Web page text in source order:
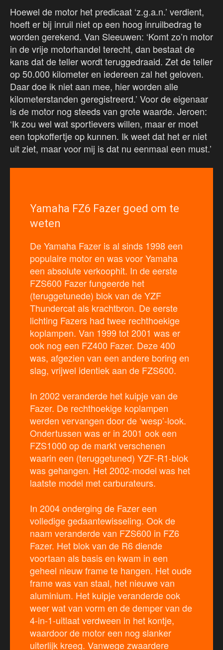
Hoewel de motor het predicaat ‘z.g.a.n.’ verdient,
hoeft er bij inruil niet op een hoog inruilbedrag te
worden gerekend. Van Sleeuwen: ‘Komt zo’n motor
in de vrije motorhandel terecht, dan bestaat de
kans dat de teller wordt teruggedraaid. Zet de teller
op 50.000 kilometer en iedereen zal het geloven.
Daar doe ik niet aan mee, hier worden alle
kilometerstanden geregistreerd.’ Voor de eigenaar
is de motor nog steeds van grote waarde. Jeroen:
‘Ik zou wel wat sportievers willen, maar er moet
een topkoffertje op kunnen. Ik weet dat het er niet
uit ziet, maar voor mij is dat nu eenmaal een must.’
Yamaha FZ6 Fazer goed om te
weten
De Yamaha Fazer is al sinds 1998 een
populaire motor en was voor Yamaha
een absolute verkoophit. In de eerste
FZS600 Fazer fungeerde het
(teruggetunede) blok van de YZF
Thundercat als krachtbron. De eerste
lichting Fazers had twee rechthoekige
koplampen. Van 1999 tot 2001 was er
ook nog een FZ400 Fazer. Deze 400
was, afgezien van een andere boring en
slag, vrijwel identiek aan de FZS600.
In 2002 veranderde het kuipje van de
Fazer. De rechthoekige koplampen
werden vervangen door de ‘wesp’-look.
Ondertussen was er in 2001 ook een
FZS1000 op de markt verschenen
waarin een (teruggetuned) YZF-R1-blok
was gehangen. Het 2002-model was het
laatste model met carburateurs.
In 2004 onderging de Fazer een
volledige gedaantewisseling. Ook de
naam veranderde van FZS600 in FZ6
Fazer. Het blok van de R6 diende
voortaan als basis en kwam in een
geheel nieuw frame te hangen. Het oude
frame was van staal, het nieuwe van
aluminium. Het kuipje veranderde ook
weer wat van vorm en de demper van de
4-in-1-uitlaat verdween in het kontje,
waardoor de motor een nog slanker
uiterlijk kreeg. Vanwege zwaardere